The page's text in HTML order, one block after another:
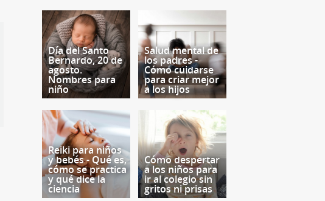
Día del Santo
Bernardo, 20 de
agosto.
Nombres para
niño
Salud mental de
los padres -
Cómo cuidarse
para criar mejor
a los hijos
Reiki para niños
y bebés - Qué es,
cómo se practica
y qué dice la
ciencia
Cómo despertar
a los niños para
ir al colegio sin
gritos ni prisas